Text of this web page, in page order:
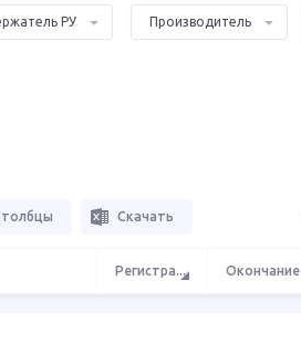
РУ Производитель
Скачать
Регистра... Окончание